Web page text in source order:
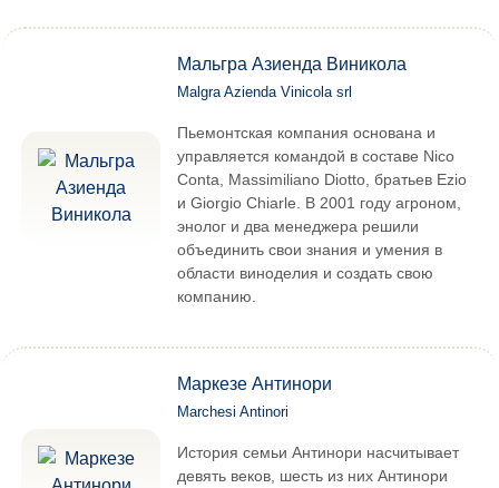
Мальгра Азиенда Виникола
Malgra Azienda Vinicola srl
Пьемонтская компания основана и
управляется командой в составе Nico
Conta, Massimiliano Diotto, братьев Ezio
и Giorgio Chiarle. В 2001 году агроном,
энолог и два менеджера решили
объединить свои знания и умения в
области виноделия и создать свою
компанию.
Маркезе Антинори
Marchesi Antinori
История семьи Антинори насчитывает
девять веков, шесть из них Антинори